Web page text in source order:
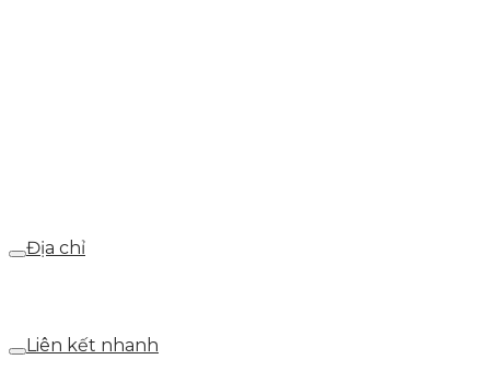
Địa chỉ
Liên kết nhanh